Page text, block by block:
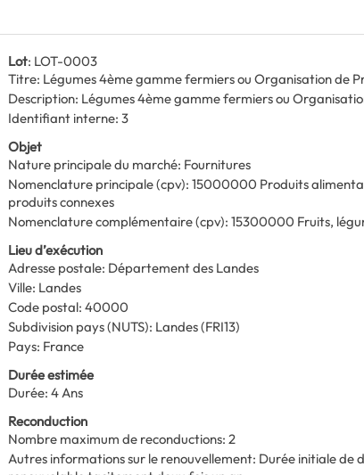
Lot: LOT-0003
Titre: Légumes 4ème gamme fermiers ou Organisation de
Description: Légumes 4ème gamme fermiers ou
Identifiant interne: 3
Objet
Nature principale du marché: Fournitures
Nomenclature principale(cpv): 15000000 Produits
produits connexes
Nomenclature complémentaire(cpv): 15300000 Fruits,
Lieu d’exécution
Adresse postale: Département des Landes
Ville: Landes
Code postal: 40000
Subdivision pays (NUTS): Landes(FRI13)
Pays: France
Durée estimée
Durée: 4Ans
Reconduction
Nombre maximum de reconductions: 2
Autres informations sur le renouvellement: Durée initiale de